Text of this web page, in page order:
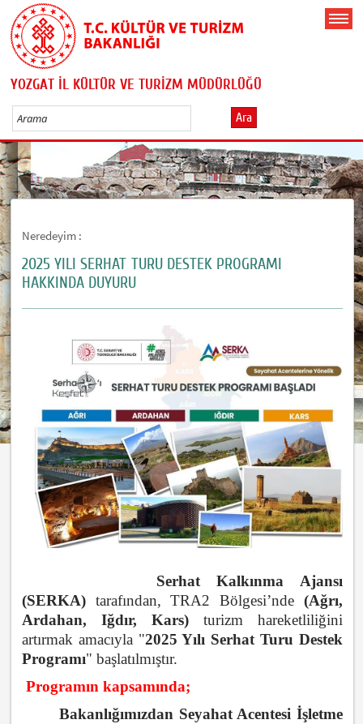
YOZGAT İL KÜLTÜR VE TURİZM MÜDÜRLÜĞÜ
Ara
Neredeyim :
2025 YILI SERHAT TURU DESTEK PROGRAMI
HAKKINDA DUYURU
Serhat Kalkınma Ajansı
(SERKA) tarafından, TRA2 Bölgesi’nde (Ağrı,
Ardahan, Iğdır, Kars)turizm hareketliliğini
artırmak amacıyla "2025 Yılı Serhat Turu Destek
Programı" başlatılmıştır.
Programın kapsamında;
Bakanlığımızdan Seyahat Acentesi İşletme